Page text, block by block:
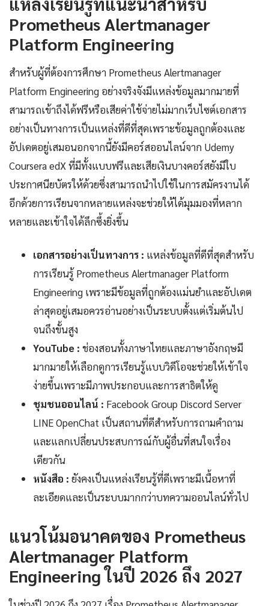
Prometheus Alertmanager
Platform Engineering
สำหรับผู้ที่ต้องการศึกษา Prometheus Alertmanager
Platform Engineering อย่างจริงจังมีแหล่งข้อมูลมากมายที่
สามารถเข้าถึงได้ฟรีหรือเสียค่าใช้จ่ายไม่มากเว็บไซต์เอกสาร
อย่างเป็นทางการเป็นแหล่งที่ดีที่สุดเพราะข้อมูลถูกต้องและ
อัปเดตอยู่เสมอนอกจากนี้ยังมีคอร์สออนไลน์จาก Udemy
Coursera edX ที่มีทั้งแบบฟรีและเสียเงินบางคอร์สยังมีใบ
ประกาศนียบัตรให้ด้วยซึ่งสามารถนำไปใช้ในการสมัครงานได้
อีกด้วยการเรียนจากหลายแหล่งจะช่วยให้ได้มุมมองที่หลาก
หลายและเข้าใจได้ลึกซึ้งยิ่งขึ้น
เอกสารอย่างเป็นทางการ : แหล่งข้อมูลที่ดีที่สุดสำหรับ
การเรียนรู้ Prometheus Alertmanager Platform
Engineering เพราะมีข้อมูลที่ถูกต้องแม่นยำและอัปเดต
ล่าสุดอยู่เสมอควรอ่านอย่างเป็นระบบตั้งแต่เริ่มต้นไป
จนถึงขั้นสูง
YouTube : ช่องสอนทั้งภาษาไทยและภาษาอังกฤษมี
มากมายให้เลือกดูการเรียนรู้แบบวิดีโอจะช่วยให้เข้าใจ
ง่ายขึ้นเพราะมีภาพประกอบและการสาธิตให้ดู
ชุมชนออนไลน์ : Facebook Group Discord Server
LINE OpenChat เป็นสถานที่ดีสำหรับการถามคำถาม
และแลกเปลี่ยนประสบการณ์กับผู้อื่นที่สนใจเรื่อง
เดียวกัน
หนังสือ : ยังคงเป็นแหล่งเรียนรู้ที่ดีเพราะมีเนื้อหาที่
ละเอียดและเป็นระบบมากกว่าบทความออนไลน์ทั่วไป
แนวโน้มอนาคตของ Prometheus
Alertmanager Platform
Engineering ในปี 2026 ถึง 2027